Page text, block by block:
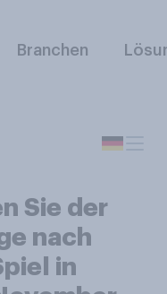
Branchen
Sie der
nach
in